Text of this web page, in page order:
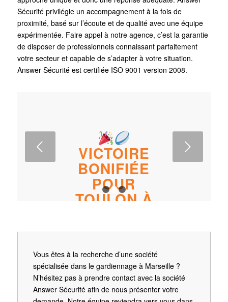
Sécurité privilégie un accompagnement à la fois de
proximité, basé sur l’écoute et de qualité avec une équipe
expérimentée. Faire appel à notre agence, c’est la garantie
de disposer de professionnels connaissant parfaitement
votre secteur et capable de s’adapter à votre situation.
Answer Sécurité est certifiée ISO 9001 version 2008.
CHANGEMENT
D’HEURE CE
DIMANCHE 29
OCTOBRE !
VICTOIRE
BONIFIÉE
POUR
TOULON À
Suivant
Vous êtes à la recherche d’une société
spécialisée dans le gardiennage à Marseille ?
N’hésitez pas à prendre contact avec la société
Answer Sécurité afin de nous présenter votre